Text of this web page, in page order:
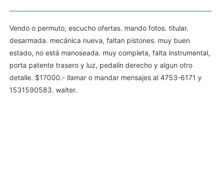
Vendo o permuto, escucho ofertas. mando fotos. titular.
desarmada. mecánica nueva, faltan pistones. muy buen
estado, no está manoseada. muy completa, falta instrumental,
porta patente trasero y luz, pedalín derecho y algun otro
detalle. $17000.- llamar o mandar mensajes al 4753-6171 y
1531590583. walter.